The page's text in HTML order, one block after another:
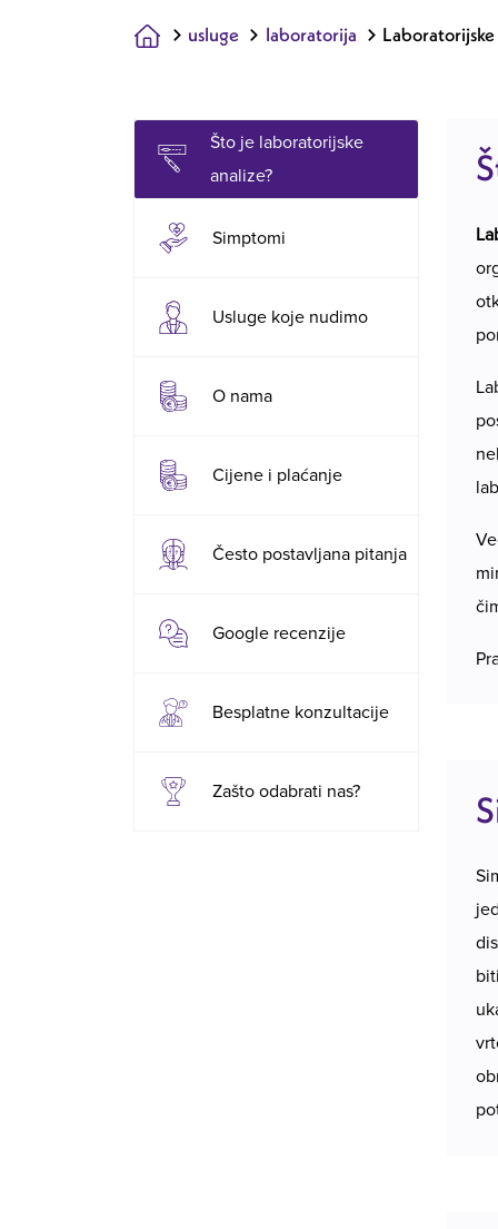
usluge laboratorija
Što je laboratorijske
analize?
Simptomi
Usluge koje nudimo
O nama
Cijene i plaćanje
Često postavljana pitanja
Google recenzije
Besplatne konzultacije
Zašto odabrati nas?